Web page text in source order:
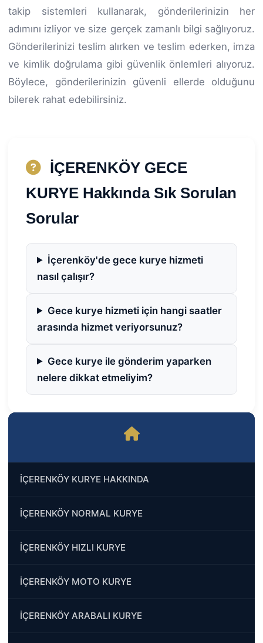
İÇERENKÖY KURYE HAKKINDA
İÇERENKÖY NORMAL KURYE
İÇERENKÖY HIZLI KURYE
İÇERENKÖY MOTO KURYE
İÇERENKÖY ARABALI KURYE
takip sistemleri kullanarak, gönderilerinizin her
adımını izliyor ve size gerçek zamanlı bilgi sağlıyoruz.
Gönderilerinizi teslim alırken ve teslim ederken, imza
ve kimlik doğrulama gibi güvenlik önlemleri alıyoruz.
Böylece, gönderilerinizin güvenli ellerde olduğunu
bilerek rahat edebilirsiniz.
İÇERENKÖY GECE
KURYE Hakkında Sık Sorulan
Sorular
İçerenköy'de gece kurye hizmeti
nasıl çalışır?
Gece kurye hizmeti için hangi saatler
arasında hizmet veriyorsunuz?
Gece kurye ile gönderim yaparken
nelere dikkat etmeliyim?